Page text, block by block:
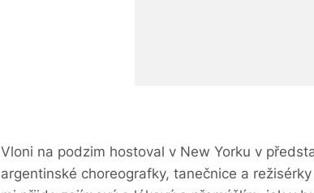
Vloni na podzim hostoval v New Yorku v
argentinské choreografky, tanečnice a